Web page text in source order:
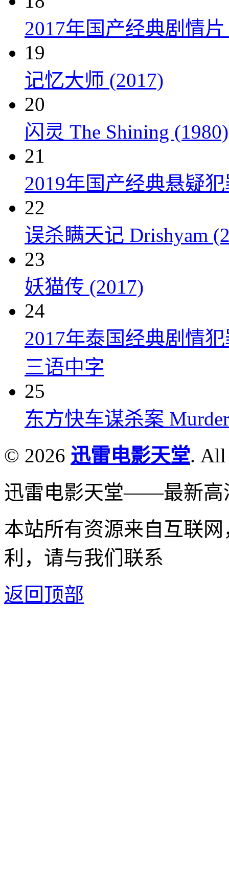
2017年国产经典剧情
19
记忆大师 (2017)
20
闪灵 The Shining (1980)
21
2019年国产经典悬疑
22
误杀瞒天记 Drishyam
23
妖猫传 (2017)
24
2017年泰国经典剧情
三语中字
25
东方快车谋杀案
© 2026 迅雷电影天堂. All
迅雷电影天堂——最新高
本站所有资源来自互联
利，请与我们联系
返回顶部